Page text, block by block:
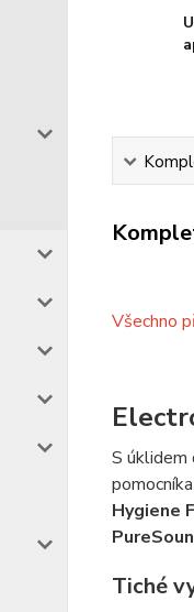
Všechno
S úklidem
Hygiene
Tiché